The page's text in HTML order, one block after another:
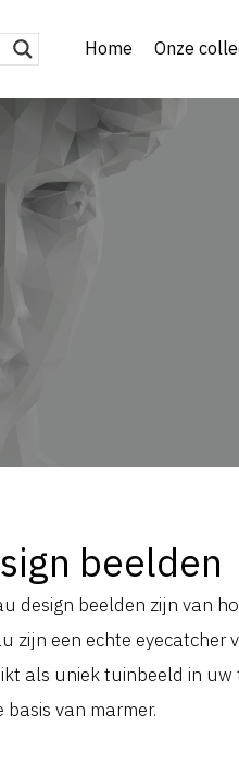
Home Onze
beelden
design beelden zijn van
zijn een echte eyecatcher
als uniek tuinbeeld in
basis van marmer.